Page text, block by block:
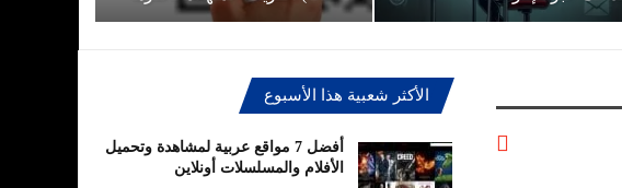
الأكثر شعبية هذا الأسبوع
أفضل 7 مواقع عربية لمشاهدة وتحميل
الأفلام والمسلسلات أونلاين